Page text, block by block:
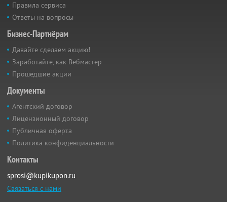
Правила сервиса
Ответы на вопросы
Бизнес-Партнёрам
Давайте сделаем акцию!
Заработайте, как Вебмастер
Прошедшие акции
Документы
Агентский договор
Лицензионный договор
Публичная оферта
Политика конфиденциальности
Контакты
sprosi@kupikupon.ru
Связаться с нами